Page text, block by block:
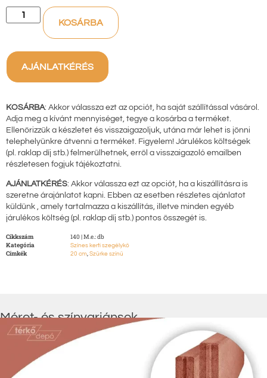
KOSÁRBA
AJÁNLATKÉRÉS
KOSÁRBA: Akkor válassza ezt az opciót, ha saját szállítással vásárol.
Adja meg a kívánt mennyiséget, tegye a kosárba a terméket.
Ellenőrizzük a készletet és visszaigazoljuk, utána már lehet is jönni
telephelyünkre átvenni a terméket. Figyelem! Járulékos költségek
(pl. raklap díj stb.) felmerülhetnek, erről a visszaigazoló emailben
részletesen fogjuk tájékoztatni.
AJÁNLATKÉRÉS: Akkor válassza ezt az opciót, ha a kiszállításra is
szeretne árajánlatot kapni. Ebben az esetben részletes ajánlatot
küldünk , amely tartalmazza a kiszállítás, illetve minden egyéb
járulékos költség (pl. raklap díj stb.) pontos összegét is.
Cikkszám
140 | M.e.: db
Kategória
Színes kerti szegélykő
Címkék 20 cm, Szürke színű
Méret- és színvariánsok